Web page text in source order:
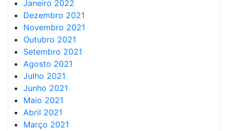
Janeiro 2022
Dezembro 2021
Novembro 2021
Outubro 2021
Setembro 2021
Agosto 2021
Julho 2021
Junho 2021
Maio 2021
Abril 2021
Março 2021